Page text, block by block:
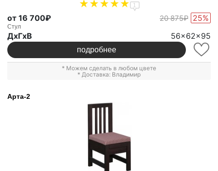
1
от 16 700₽ 20 875₽ 25%
Стул
ДxГxВ 56x62x95
подробнее
* Можем сделать в любом цвете
* Доставка: Владимир
Арта-2